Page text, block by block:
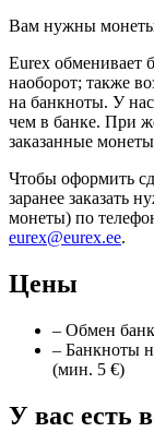
Вам нужны монеты
Eurex обменивает
наоборот; также
на банкноты. У нас
чем в банке. При
заказанные
Чтобы оформить
заранее заказать
монеты) по
eurex@eurex.ee.
Цены
– Обмен
– Банкноты
(мин. 5 €)
У вас есть